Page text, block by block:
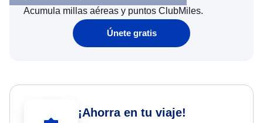
Acumula millas aéreas y puntos ClubMiles.
Únete gratis
¡Ahorra en tu viaje!